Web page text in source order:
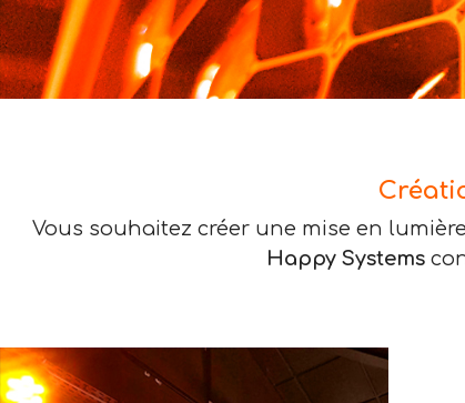
Vous souhaitez créer une mise en
Happy Systems